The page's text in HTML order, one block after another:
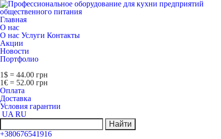
Главная
О нас
О нас Услуги Контакты
Акции
Новости
Портфолио
1$ = 44.00 грн
1€ = 52.00 грн
Оплата
Доставка
Условия гарантии
UA RU
Найти
+380676541916